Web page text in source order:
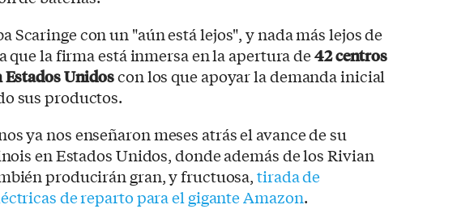
Scaringe con un "aún está lejos", y nada más lejos de
que la firma está inmersa en la apertura de42 centros
Estados Unidoscon los que apoyar la demanda inicial
sus productos.
ya nos enseñaron meses atrás el avance de su
en Estados Unidos, donde además de los Rivian
producirán gran, y fructuosa,tirada de
de reparto para el gigante Amazon.